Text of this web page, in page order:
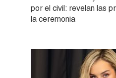
por el civil: revelan las
la ceremonia